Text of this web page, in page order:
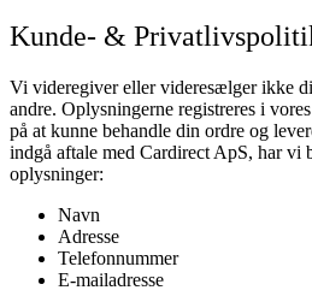
Kunde- &
Vi videregiver eller videresælger ikke
andre. Oplysningerne registreres i
på at kunne behandle din ordre og
indgå aftale med Cardirect ApS, har vi
oplysninger:
Navn
Adresse
Telefonnummer
E-mailadresse